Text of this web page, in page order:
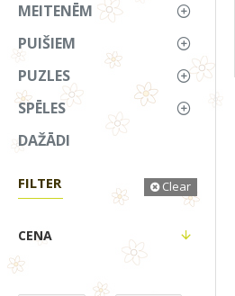
MEITENĒM
PUIŠIEM
PUZLES
SPĒLES
DAŽĀDI
FILTER Clear
CENA